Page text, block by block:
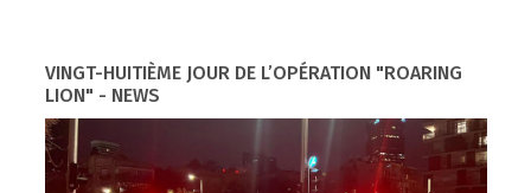
VINGT-HUITIÈME JOUR DE L’OPÉRATION "ROARING
LION" - NEWS